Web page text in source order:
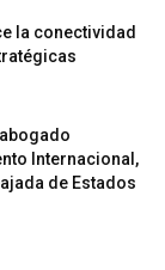
la conectividad
Internacional,
de Estados